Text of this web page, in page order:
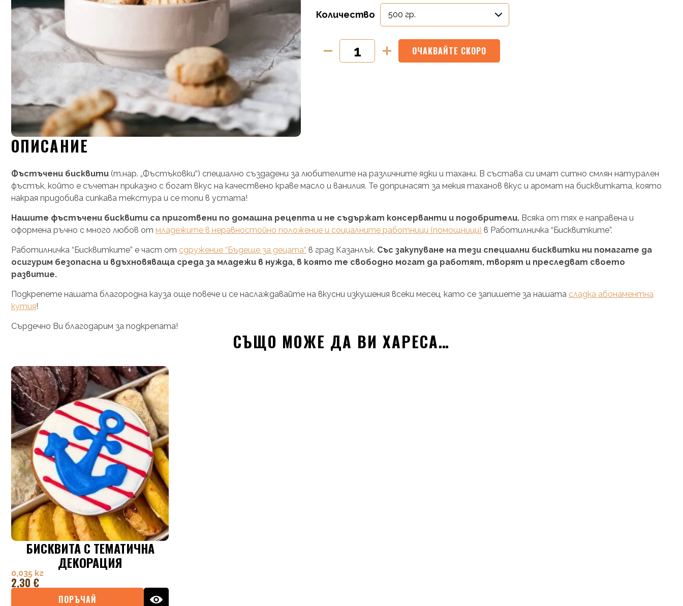
Количество
ОЧАКВАЙТЕ СКОРО
ОПИСАНИЕ
Фъстъчени бисквити (т.нар. „Фъстъковки“) специално създадени за любителите на различните ядки и тахани. В състава си имат ситно смлян натурален
фъстък, който е съчетан приказно с богат вкус на качествено краве масло и ванилия. Те допринасят за мекия таханов вкус и аромат на бисквитката, която
накрая придобива сипкава текстура и се топи в устата!
Нашите фъстъчени бисквити са приготвени по домашна рецепта и не съдържат консерванти и подобрители. Всяка от тях е направена и
оформена ръчно с много любов от младежите в неравностойно положение и социалните работници (помощници) в Работилничка “Бисквитките”.
Работилничка “Бисквитките” е част от сдружение “Бъдеще за децата” в град Казанлък. Със закупуване на тези специални бисквитки ни помагате да
осигурим безопасна и вдъхновяваща среда за младежи в нужда, в която те свободно могат да работят, творят и преследват своето
развитие.
Подкрепете нашата благородна кауза още повече и се наслаждавайте на вкусни изкушения всеки месец, като се запишете за нашата сладка абонаментна
кутия!
Сърдечно Ви благодарим за подкрепата!
СЪЩО МОЖЕ ДА ВИ ХАРЕСА…
БИСКВИТА С ТЕМАТИЧНА
ДЕКОРАЦИЯ
0,035 кг
2,30€
ПОРЪЧАЙ